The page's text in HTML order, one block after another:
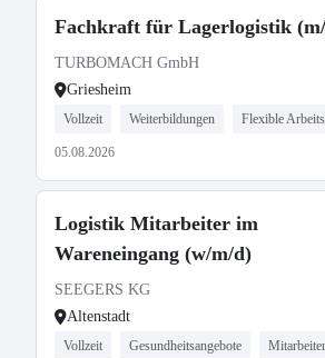
Fachkraft für Lagerlogistik
TURBOMACH GmbH
Griesheim
Vollzeit Weiterbildungen Flexible
05.08.2026
Logistik Mitarbeiter im
Wareneingang (w/m/d)
SEEGERS KG
Altenstadt
Vollzeit Gesundheitsangebote